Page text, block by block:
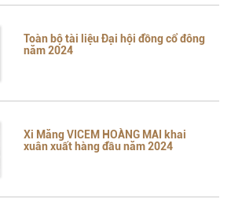
Toàn bộ tài liệu Đại hội đồng cổ đông
năm 2024
Xi Măng VICEM HOÀNG MAI khai
xuân xuất hàng đầu năm 2024